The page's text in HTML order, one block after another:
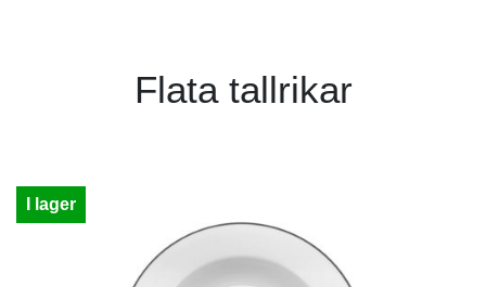
Flata tallrikar
I lager